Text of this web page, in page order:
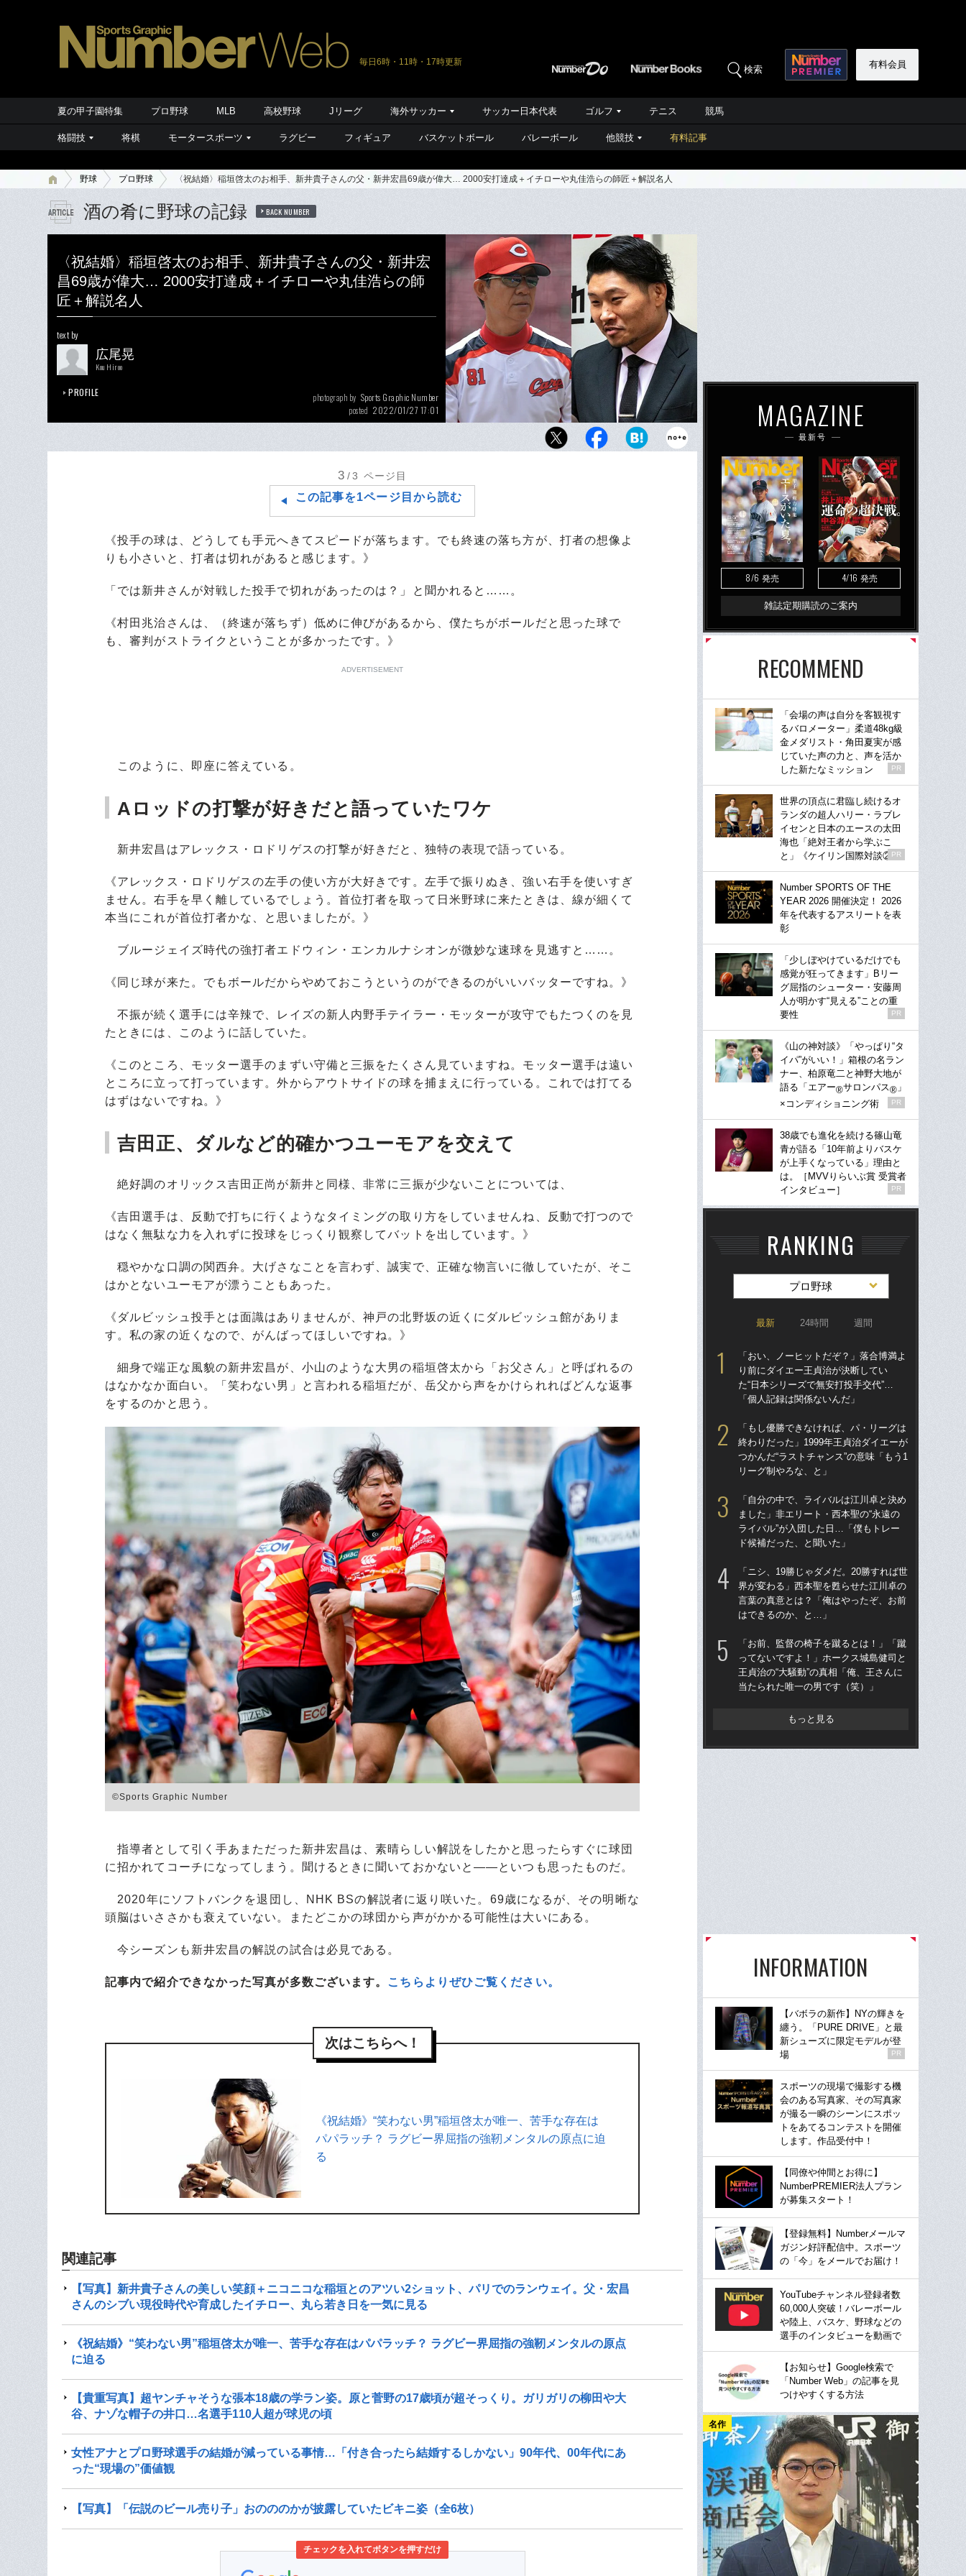
毎日6時・11時・17時更新
検索 有料会員
夏の甲子園特集 プロ野球 MLB 高校野球 Jリーグ 海外サッカー サッカー日本代表 ゴルフ テニス 競馬
格闘技 将棋 モータースポーツ ラグビー フィギュア バスケットボール バレーボール 他競技 有料記事
野球 プロ野球 〈祝結婚〉稲垣啓太のお相手、新井貴子さんの父・新井宏昌69歳が偉大… 2000安打達成＋イチローや丸佳浩らの師匠＋解説名人
酒の肴に野球の記録 BACK NUMBER
〈祝結婚〉稲垣啓太のお相手、新井貴子さんの父・新井宏
昌69歳が偉大… 2000安打達成＋イチローや丸佳浩らの師
匠＋解説名人
text by
広尾晃
Kou Hiroo
PROFILE photograph by Sports Graphic Number
posted 2022/01/27 17:01
結婚を発表した稲垣啓太。お相手の新井貴子さんの父・新
3 /3 ページ目
この記事を1ページ目から読む
《投手の球は、どうしても手元へきてスピードが落ちます。でも終速の落ち方が、打者の想像よ
りも小さいと、打者は切れがあると感じます。》
「では新井さんが対戦した投手で切れがあったのは？」と聞かれると……。
《村田兆治さんは、（終速が落ちず）低めに伸びがあるから、僕たちがボールだと思った球で
も、審判がストライクということが多かったです。》
ADVERTISEMENT
このように、即座に答えている。
Aロッドの打撃が好きだと語っていたワケ
新井宏昌はアレックス・ロドリゲスの打撃が好きだと、独特の表現で語っている。
《アレックス・ロドリゲスの左手の使い方が大好きです。左手で振りぬき、強い右手を使いすぎ
ません。右手を早く離しているでしょう。首位打者を取って日米野球に来たときは、線が細くて
本当にこれが首位打者かな、と思いましたが。》
ブルージェイズ時代の強打者エドウィン・エンカルナシオンが微妙な速球を見逃すと……。
《同じ球が来た。でもボールだからやめておこうというのができるのがいいバッターですね。》
不振が続く選手には辛辣で、レイズの新人内野手テイラー・モッターが攻守でもたつくのを見
たときには、このように話していた。
《このところ、モッター選手のまずい守備と三振をたくさん見ていますね。モッター選手は遠い
ところに立って打っています。外からアウトサイドの球を捕まえに行っている。これでは打てる
はずはないですね。》
吉田正、ダルなど的確かつユーモアを交えて
絶好調のオリックス吉田正尚が新井と同様、非常に三振が少ないことについては、
《吉田選手は、反動で打ちに行くようなタイミングの取り方をしていませんね、反動で打つので
はなく無駄な力を入れずに投球をじっくり観察してバットを出しています。》
穏やかな口調の関西弁。大げさなことを言わず、誠実で、正確な物言いに徹していたが、そこ
はかとないユーモアが漂うこともあった。
《ダルビッシュ投手とは面識はありませんが、神戸の北野坂の近くにダルビッシュ館がありま
す。私の家の近くなので、がんばってほしいですね。》
細身で端正な風貌の新井宏昌が、小山のような大男の稲垣啓太から「お父さん」と呼ばれるの
はなかなか面白い。「笑わない男」と言われる稲垣だが、岳父から声をかけられればどんな返事
をするのかと思う。
©Sports Graphic Number
指導者として引く手あまただった新井宏昌は、素晴らしい解説をしたかと思ったらすぐに球団
に招かれてコーチになってしまう。聞けるときに聞いておかないと――といつも思ったものだ。
2020年にソフトバンクを退団し、NHK BSの解説者に返り咲いた。69歳になるが、その明晰な
頭脳はいささかも衰えていない。またどこかの球団から声がかかる可能性は大いにある。
今シーズンも新井宏昌の解説の試合は必見である。
記事内で紹介できなかった写真が多数ございます。 こちらよりぜひご覧ください。
次はこちらへ！
《祝結婚》“笑わない男”稲垣啓太が唯一、苦手な存在は
パパラッチ？ ラグビー界屈指の強靭メンタルの原点に迫
る
関連記事
【写真】新井貴子さんの美しい笑顔＋ニコニコな稲垣とのアツい2ショット、パリでのランウェイ。父・宏昌
さんのシブい現役時代や育成したイチロー、丸ら若き日を一気に見る
《祝結婚》“笑わない男”稲垣啓太が唯一、苦手な存在はパパラッチ？ ラグビー界屈指の強靭メンタルの原点
に迫る
【貴重写真】超ヤンチャそうな張本18歳の学ラン姿。原と菅野の17歳頃が超そっくり。ガリガリの柳田や大
谷、ナゾな帽子の井口…名選手110人超が球児の頃
女性アナとプロ野球選手の結婚が減っている事情…「付き合ったら結婚するしかない」90年代、00年代にあ
った“現場の”価値観
【写真】「伝説のビール売り子」おのののかが披露していたビキニ姿（全6枚）
チェックを入れてボタンを押すだけ
MAGAZINE
最新号
8/6 発売 4/16 発売
雑誌定期購読のご案内
RECOMMEND
「会場の声は自分を客観視す
るバロメーター」柔道48kg級
金メダリスト・角田夏実が感
じていた声の力と、声を活か
した新たなミッション
PR
世界の頂点に君臨し続けるオ
ランダの超人ハリー・ラブレ
イセンと日本のエースの太田
海也「絶対王者から学ぶこ
と」《ケイリン国際対談②》
PR
Number SPORTS OF THE
YEAR 2026 開催決定！ 2026
年を代表するアスリートを表
彰
「少しぼやけているだけでも
感覚が狂ってきます」Bリー
グ屈指のシューター・安藤周
人が明かす“見える”ことの重
要性
PR
《山の神対談》「やっぱり“タ
イパ”がいい！」箱根の名ラン
ナー、柏原竜二と神野大地が
語る「エアー®サロンパス® 」
×コンディショニング術
PR
38歳でも進化を続ける篠山竜
青が語る「10年前よりバスケ
が上手くなっている」理由と
は。［MVVりらいぶ賞 受賞者
インタビュー］
PR
RANKING
プロ野球
最新 24時間 週間
「おい、ノーヒットだぞ？」落合博満よ
り前にダイエー王貞治が決断してい
た“日本シリーズで無安打投手交代”…
「個人記録は関係ないんだ」
「もし優勝できなければ、パ・リーグは
終わりだった」1999年王貞治ダイエーが
つかんだ“ラストチャンス”の意味「もう1
リーグ制やろな、と」
「自分の中で、ライバルは江川卓と決め
ました」非エリート・西本聖の“永遠の
ライバル”が入団した日…「僕もトレー
ド候補だった、と聞いた」
「ニシ、19勝じゃダメだ。20勝すれば世
界が変わる」西本聖を甦らせた江川卓の
言葉の真意とは？「俺はやったぞ、お前
はできるのか、と…」
「お前、監督の椅子を蹴るとは！」「蹴
ってないですよ！」ホークス城島健司と
王貞治の“大騒動”の真相「俺、王さんに
当たられた唯一の男です（笑）」
もっと見る
INFORMATION
【バボラの新作】NYの輝きを
纏う。「PURE DRIVE」と最
新シューズに限定モデルが登
場
PR
スポーツの現場で撮影する機
会のある写真家、その写真家
が撮る一瞬のシーンにスポッ
トをあてるコンテストを開催
します。作品受付中！
【同僚や仲間とお得に】
NumberPREMIER法人プラン
が募集スタート！
【登録無料】Numberメールマ
ガジン好評配信中。スポーツ
の「今」をメールでお届け！
YouTubeチャンネル登録者数
60,000人突破！バレーボール
や陸上、バスケ、野球などの
選手のインタビューを動画で
【お知らせ】Google検索で
「Number Web」の記事を見
つけやすくする方法
名作